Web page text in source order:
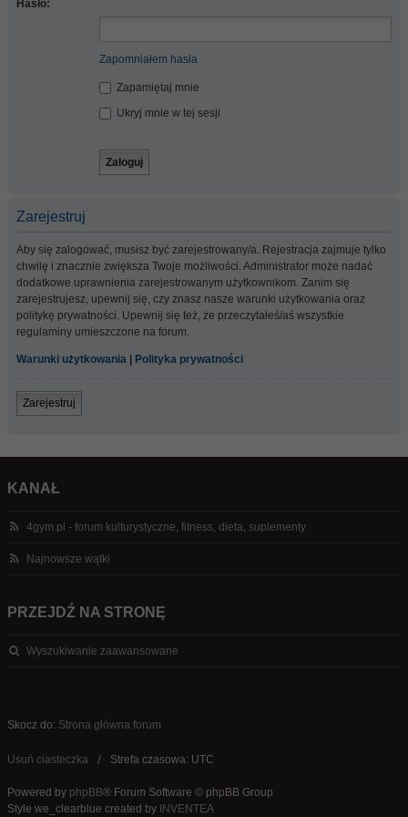
Hasło:
Zapomniałem hasła
Zapamiętaj mnie
Ukryj mnie w tej sesji
Zarejestruj
Aby się zalogować, musisz być zarejestrowany/a. Rejestracja zajmuje tylko
chwilę i znacznie zwiększa Twoje możliwości. Administrator może nadać
dodatkowe uprawnienia zarejestrowanym użytkownikom. Zanim się
zarejestrujesz, upewnij się, czy znasz nasze warunki użytkowania oraz
politykę prywatności. Upewnij się też, że przeczytałeś/aś wszystkie
regulaminy umieszczone na forum.
Warunki użytkowania Polityka prywatności
Zarejestruj
KANAŁ
4gym.pl - forum kulturystyczne, fitness, dieta, suplementy
Najnowsze wątki
PRZEJDŹ NA STRONĘ
Wyszukiwanie zaawansowane
Skocz do: Strona główna forum
Usuń ciasteczka Strefa czasowa: UTC
Powered by phpBB® Forum Software © phpBB Group
Style we_clearblue created by INVENTEA